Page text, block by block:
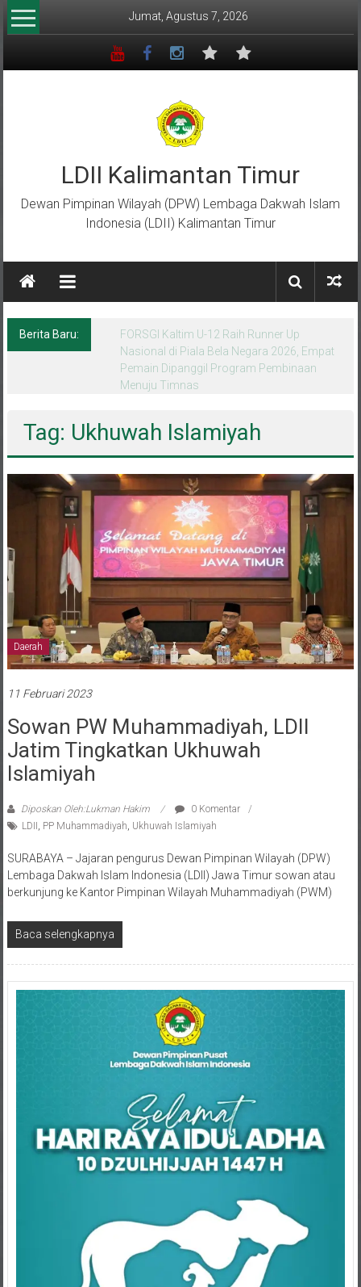
Lompat
ke
Jumat, Agustus 7, 2026
LDII Kalimantan Timur
Dewan Pimpinan Wilayah (DPW) Lembaga Dakwah Islam
Indonesia (LDII) Kalimantan Timur
Berita Baru:
Menempa Generasi Muda Berkarakter Luhur
di Bumi Perkemahan Makroman Indah
melalui CAI ke-47
Daerah
Jatim Tingkatkan Ukhuwah
Islamiyah
LDII,PP Muhammadiyah,Ukhuwah Islamiyah
Lembaga Dakwah Islam Indonesia (LDII) Jawa Timur sowan atau
berkunjung ke Kantor Pimpinan Wilayah Muhammadiyah (PWM)